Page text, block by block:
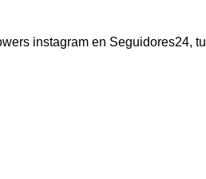
instagram en Seguidores24,